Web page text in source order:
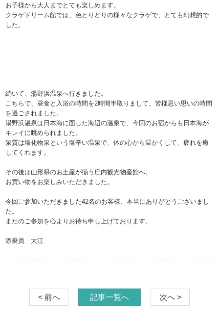
お子様から大人までとても楽しめます。
クラゲドリーム館では、色とりどりの様々なクラゲで、とても幻想的で
した。
続いて、湯野浜温泉へ行きました。
こちらで、昼食と入浴の時間を2時間半取りまして、皆様思い思いの時間
を過ごされました。
湯野浜温泉は日本海に面した海辺の温泉で、今回のお宿からも日本海が
キレイに眺められました。
泉質は塩化物泉という塩辛い温泉で、体の心から温かくして、疲れを癒
してくれます。
その後は山形県のお土産が揃う庄内観光物産館へ。
お買い物をお楽しみいただきました。
今回ご参加いただきました42名のお客様、本当にありがとうございまし
た。
またのご参加を心よりお待ち申し上げております。
添乗員 大江
< 前へ 記事一覧へ 次へ >